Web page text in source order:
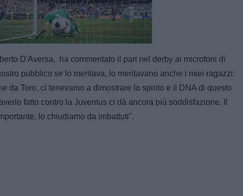
Unmute
Loaded:
100.00%
D'Aversa, ha commentato il pari nel derby ai microfoni di
pubblico se lo meritava, lo meritavano anche i miei ragazzi:
da Toro, ci tenevamo a dimostrare lo spirito e il DNA di questo
fatto contro la Juventus ci dà ancora più soddisfazione. Il
lo chiudiamo da imbattuti".